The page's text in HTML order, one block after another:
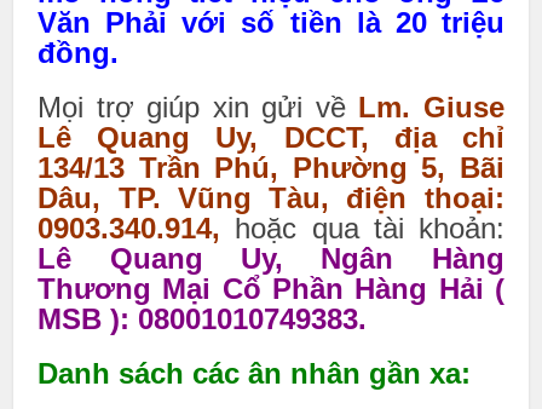
Văn Phải với số tiền là 20 triệu
đồng.
Mọi trợ giúp xin gửi về Lm. Giuse
Lê Quang Uy, DCCT, địa chỉ
134/13 Trần Phú, Phường 5, Bãi
Dâu, TP. Vũng Tàu, điện thoại:
0903.340.914, hoặc qua tài khoản:
Lê Quang Uy, Ngân Hàng
Thương Mại Cổ Phần Hàng Hải (
MSB ): 08001010749383.
Danh sách các ân nhân gần xa: